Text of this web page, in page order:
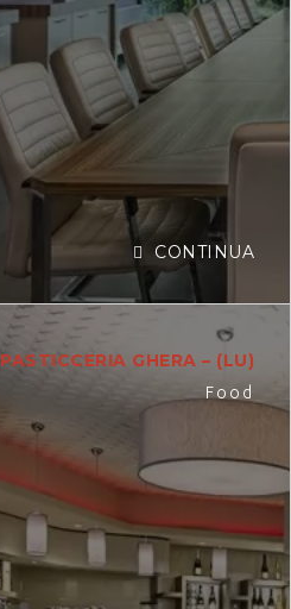
CONTINUA
PASTICCERIA GHERA – (LU)
Food